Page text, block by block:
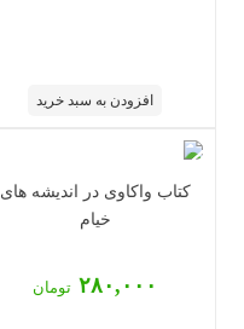
افزودن به سبد خرید
کتاب واکاوی در اندیشه های
خیام
۲۸۰,۰۰۰ تومان